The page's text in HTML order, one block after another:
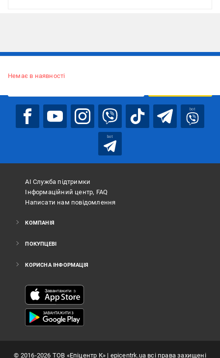
Немає в наявності
bot
bot
АІ Служба підтримки
Інформаційний центр, FAQ
Написати нам повідомлення
КОМПАНІЯ
ПОКУПЦЕВІ
КОРИСНА ІНФОРМАЦІЯ
© 2016-2026 ТОВ «Епіцентр К»| epicentrk.ua всі права захищені